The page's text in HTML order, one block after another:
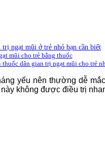
trị ngạt mũi ở trẻ nhỏ bạn cần biết
mũi cho trẻ bằng thuốc
thuốc dân gian trị ngạt mũi cho trẻ
yếu nên thường dễ
không được điều trị